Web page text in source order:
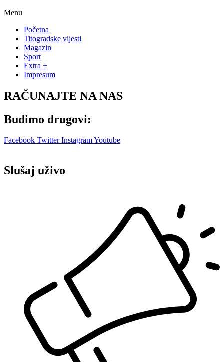
Menu
Početna
Titogradske vijesti
Magazin
Sport
Extra +
Impresum
RAČUNAJTE NA NAS
Budimo drugovi:
Facebook Twitter InstagramYoutube
Slušaj uživo